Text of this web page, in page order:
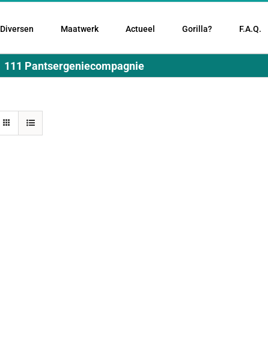
Diversen Maatwerk Actueel Gorilla? F.A.Q.
111 Pantsergeniecompagnie